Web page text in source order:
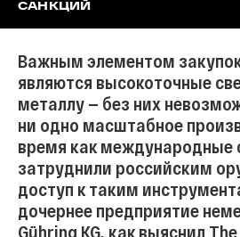
САНКЦИЙ
Важным элементом
являются высокоточные
металлу — без них
ни одно масштабное
время как международные
затруднили российским
доступ к таким
дочернее предприятие
Gühring KG, как выяснил